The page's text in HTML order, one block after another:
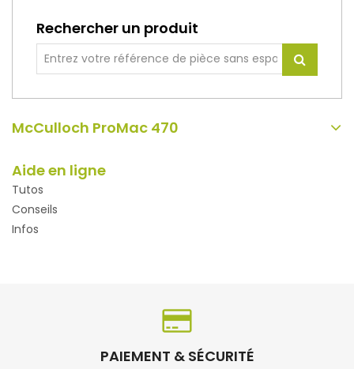
Rechercher un produit
McCulloch ProMac 470
Aide en ligne
Tutos
Conseils
Infos
PAIEMENT & SÉCURITÉ